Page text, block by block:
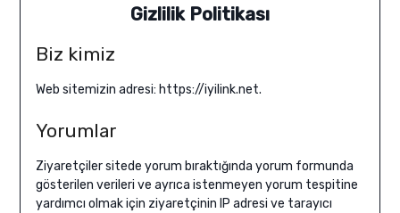
Gizlilik Politikası
Biz kimiz
Web sitemizin adresi: https://iyilink.net.
Yorumlar
Ziyaretçiler sitede yorum bıraktığında yorum formunda
gösterilen verileri ve ayrıca istenmeyen yorum tespitine
yardımcı olmak için ziyaretçinin IP adresi ve tarayıcı